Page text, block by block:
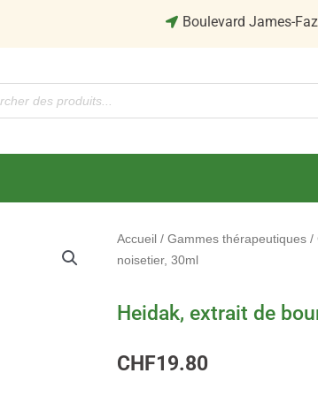
Boulevard James-
Accueil / Gammes thérapeutiques /
noisetier, 30ml
Heidak, extrait de
CHF19.80